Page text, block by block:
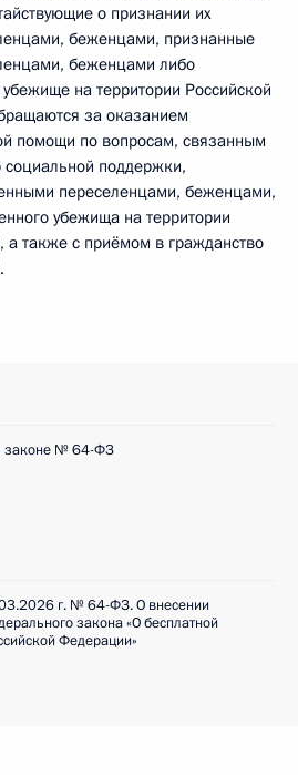
о признании их
беженцами, признанные
беженцами либо
на территории Российской
за оказанием
помощи по вопросам, связанным
поддержки,
переселенцами, беженцами,
убежища на территории
а также с приёмом в гражданство
законе № 64-ФЗ
г. № 64-ФЗ. О внесении
закона «О бесплатной
Федерации»